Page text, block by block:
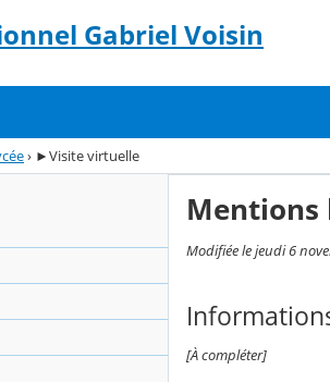
Gabriel Voisin
› ►Visite virtuelle
Mentions
Modifiée le jeudi 6
[À compléter]